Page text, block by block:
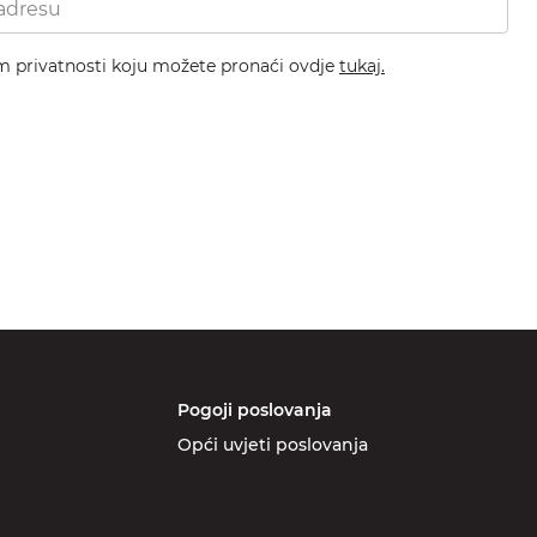
privatnosti koju možete pronaći ovdje tukaj.
Pogoji poslovanja
Opći uvjeti poslovanja